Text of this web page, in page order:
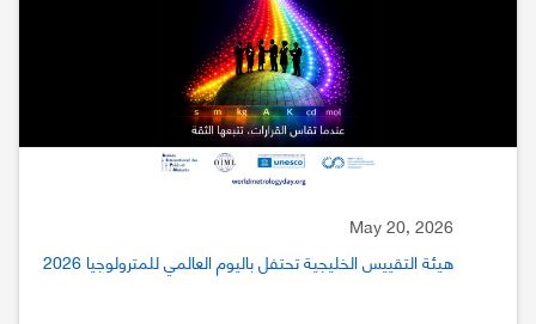
May 20, 2026
هيئة التقييس الخليجية تحتفل باليوم العالمي للمترولوجيا 2026